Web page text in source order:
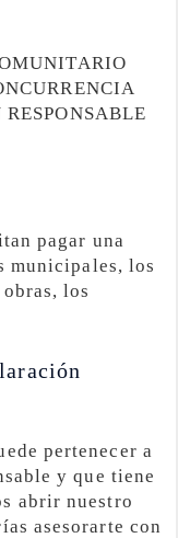
pagar una
municipales, los
los
pertenecer a
y que tiene
abrir nuestro
asesorarte con